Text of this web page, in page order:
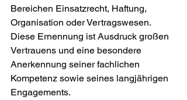
Bereichen Einsatzrecht, Haftung,
Organisation oder Vertragswesen.
Diese Ernennung ist Ausdruck großen
Vertrauens und eine besondere
Anerkennung seiner fachlichen
Kompetenz sowie seines langjährigen
Engagements.